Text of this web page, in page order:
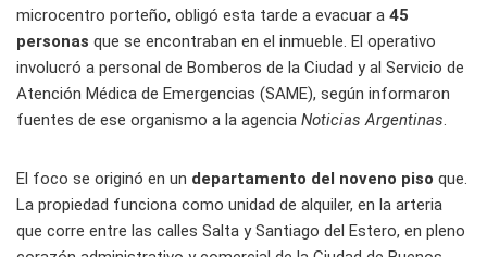
microcentro porteño, obligó esta tarde a evacuar a 45
personas que se encontraban en el inmueble. El operativo
involucró a personal de Bomberos de la Ciudad y al Servicio de
Atención Médica de Emergencias (SAME), según informaron
fuentes de ese organismo a la agencia Noticias Argentinas
El foco se originó en un departamento del noveno piso que.
La propiedad funciona como unidad de alquiler, en la arteria
que corre entre las calles Salta y Santiago del Estero, en pleno